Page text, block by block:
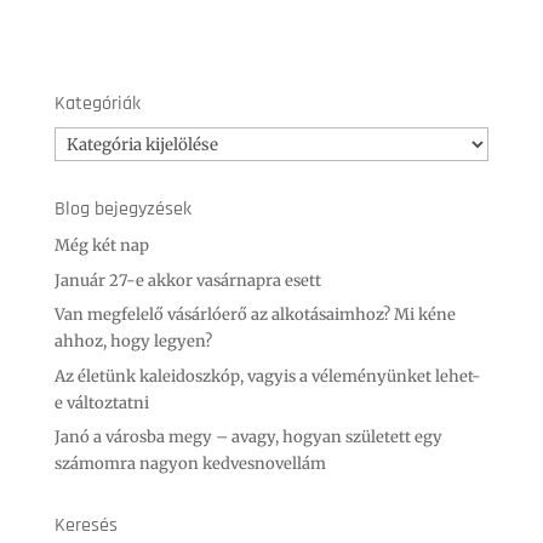
Kategóriák
Kategóriák
Blog bejegyzések
Még két nap
Január 27-e akkor vasárnapra esett
Van megfelelő vásárlóerő az alkotásaimhoz? Mi kéne
ahhoz, hogy legyen?
Az életünk kaleidoszkóp, vagyis a véleményünket lehet-
e változtatni
Janó a városba megy – avagy, hogyan született egy
számomra nagyon kedvesnovellám
Keresés